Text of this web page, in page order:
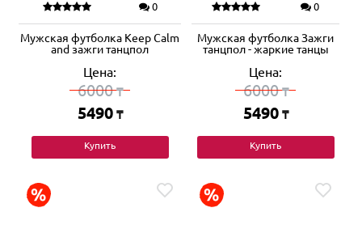
0
Мужская футболка Keep Calm
and зажги танцпол
Цена:
6000₸
5490 ₸
Купить
0
Мужская футболка Зажги
танцпол - жаркие танцы
Цена:
6000₸
5490 ₸
Купить